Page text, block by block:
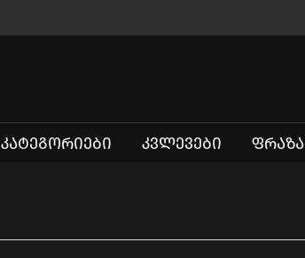
ᲙᲐᲢᲔᲒᲝᲠᲘᲔᲑᲘ ᲙᲕᲚᲔᲕᲔᲑᲘ ᲤᲠᲐᲖᲐ